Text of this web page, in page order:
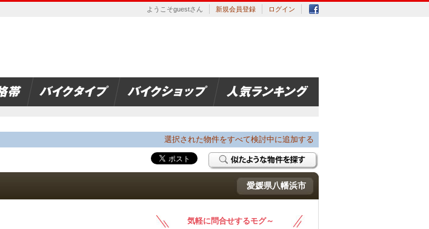
ようこそguestさん 新規会員登録 ログイン
選択された物件をすべて検討中に追加する
愛媛県八幡浜市
気軽に問合せするモグ～